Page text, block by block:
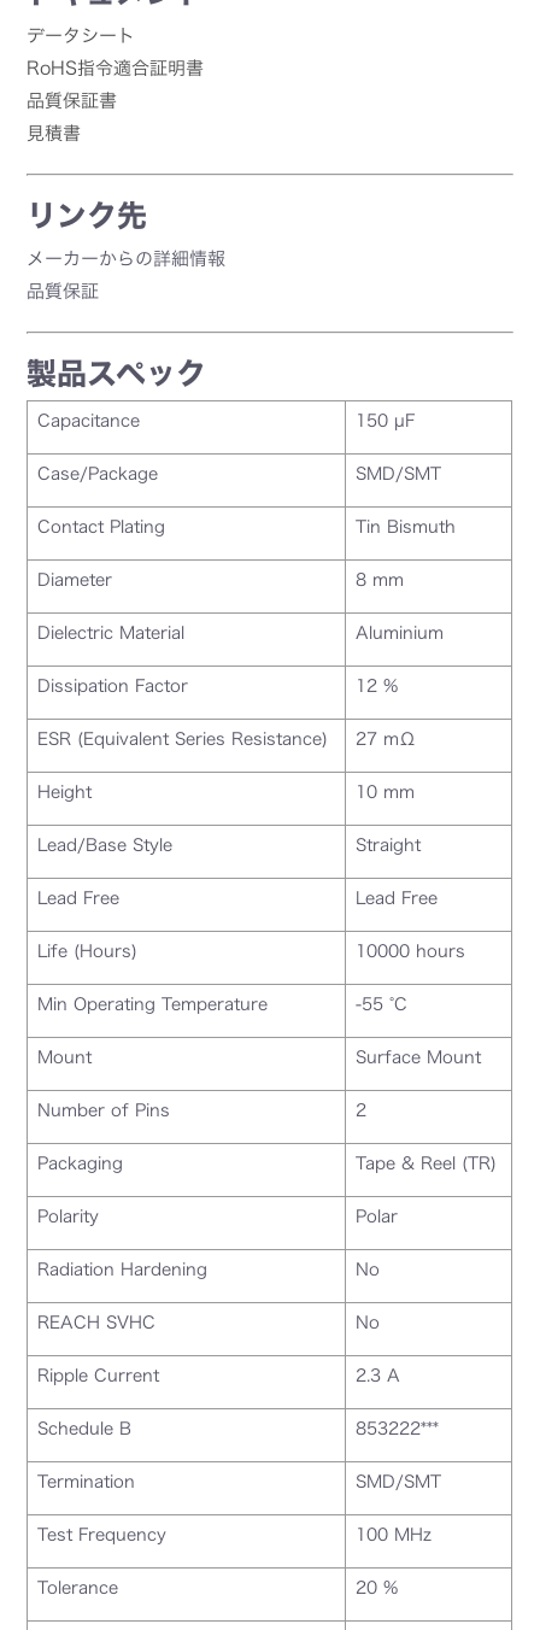
データシート
RoHS指令適合証明書
品質保証書
見積書
リンク先
メーカーからの詳細情報
品質保証
製品スペック
Capacitance 150 µF
Case/Package SMD/SMT
Contact Plating Tin Bismuth
Diameter 8 mm
Dielectric Material Aluminium
Dissipation Factor 12 %
ESR (Equivalent Series Resistance) 27 mΩ
Height 10 mm
Lead/Base Style Straight
Lead Free Lead Free
Life (Hours) 10000 hours
Min Operating Temperature -55 °C
Mount Surface Mount
Number of Pins 2
Packaging Tape & Reel (TR)
Polarity Polar
Radiation Hardening No
REACH SVHC No
Ripple Current 2.3 A
Schedule B 853222***
Termination SMD/SMT
Test Frequency 100 MHz
Tolerance 20 %